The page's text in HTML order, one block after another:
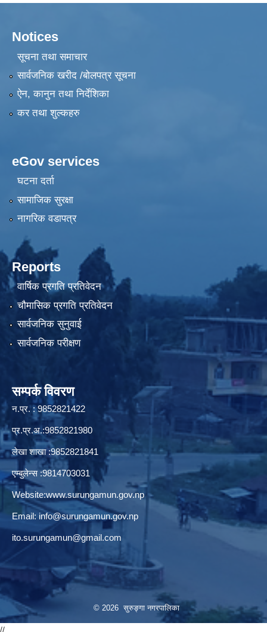
Notices
सूचना तथा समाचार
सार्वजनिक खरीद /बोलपत्र सूचना
ऐन, कानुन तथा निर्देशिका
कर तथा शुल्कहरु
eGov services
घटना दर्ता
सामाजिक सुरक्षा
नागरिक वडापत्र
Reports
वार्षिक प्रगति प्रतिवेदन
चौमासिक प्रगति प्रतिवेदन
सार्वजनिक सुनुवाई
सार्वजनिक परीक्षण
सम्पर्क विवरण
न.प्र. : 9852821422
प्र.प्र.अ.:9852821980
लेखा शाखा :9852821841
एम्बुलेन्स :9814703031
Website:www.surungamun.gov.np
Email: info@surungamun.gov.np
ito.surungamun@gmail.com
© 2026 सुरुङ्‍गा नगरपालिका
//